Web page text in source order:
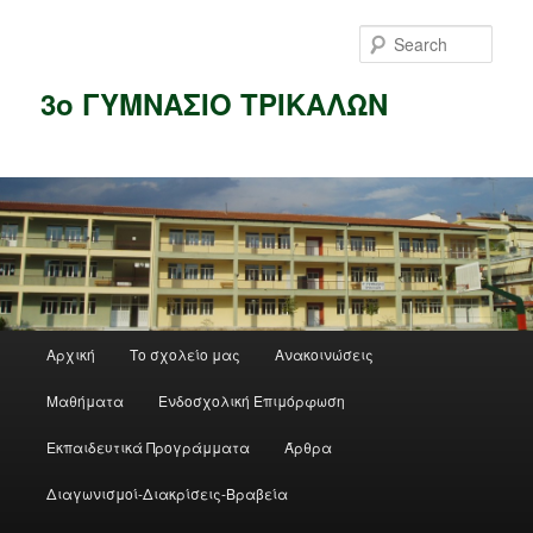
3ο ΓΥΜΝΑΣΙΟ ΤΡΙΚΑΛΩΝ
Αρχική Το σχολείο μας Ανακοινώσεις
Μαθήματα Ενδοσχολική Επιμόρφωση
Εκπαιδευτικά Προγράμματα Άρθρα
Διαγωνισμοί-Διακρίσεις-Βραβεία